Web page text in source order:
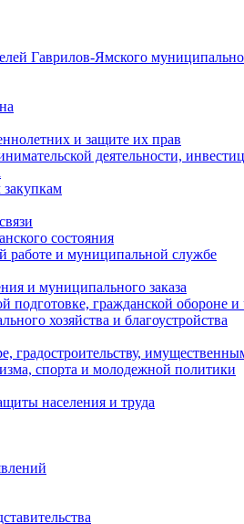
Гаврилов-Ямского
и защите их прав
деятельности,
состояния
работе и муниципальной службе
и муниципального заказа
подготовке, гражданской обороне
хозяйства и благоустройства
градостроительству,
спорта и молодежной политики
населения и труда